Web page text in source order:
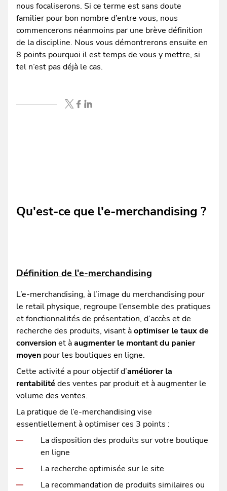
nous focaliserons. Si ce terme est sans doute
familier pour bon nombre d’entre vous, nous
commencerons néanmoins par une brève définition
de la discipline. Nous vous démontrerons ensuite en
8 points pourquoi il est temps de vous y mettre, si
tel n’est pas déjà le cas.
Qu'est-ce que l'e-merchandising ?
Définition de l'e-merchandising
L’e-merchandising, à l’image du merchandising pour
le retail physique, regroupe l’ensemble des pratiques
et fonctionnalités de présentation, d’accès et de
recherche des produits, visant àoptimiser le taux de
conversionet àaugmenter le montant du panier
moyen pour les boutiques en ligne.
Cette activité a pour objectif d’améliorer la
rentabilité des ventes par produit et à augmenter le
volume des ventes.
La pratique de l’e-merchandising vise
essentiellement à optimiser ces 3 points :
La disposition des produits sur votre boutique
en ligne
La recherche optimisée sur le site
La recommandation de produits similaires ou